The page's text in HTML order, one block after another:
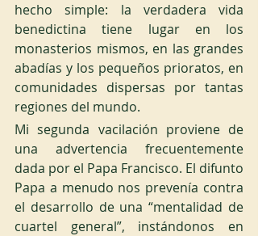
hecho simple: la verdadera vida
benedictina tiene lugar en los
monasterios mismos, en las grandes
abadías y los pequeños prioratos, en
comunidades dispersas por tantas
regiones del mundo.
Mi segunda vacilación proviene de
una advertencia frecuentemente
dada por el Papa Francisco. El difunto
Papa a menudo nos prevenía contra
el desarrollo de una “mentalidad de
cuartel general”, instándonos en